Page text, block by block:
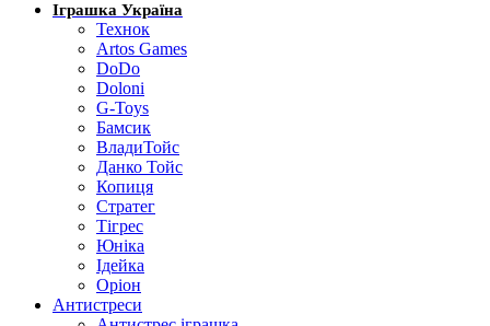
Іграшка Україна
Технок
Artos Games
DoDo
Doloni
G-Toys
Бамсик
ВладиТойс
Данко Тойс
Копиця
Стратег
Тігрес
Юніка
Ідейка
Оріон
Антистреси